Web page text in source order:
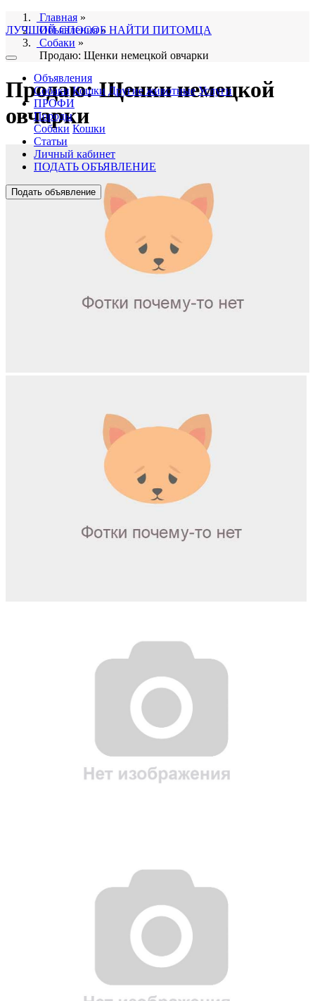
ЛУЧШИЙ СПОСОБ НАЙТИ ПИТОМЦА
Объявления
Собаки Кошки Другие животные Услуги
ПРОФИ
Породы
Собаки Кошки
Статьи
Личный кабинет
ПОДАТЬ ОБЪЯВЛЕНИЕ
Подать объявление
Главная »
Объявления»
Собаки »
Продаю: Щенки немецкой овчарки
Продаю: Щенки немецкой
овчарки